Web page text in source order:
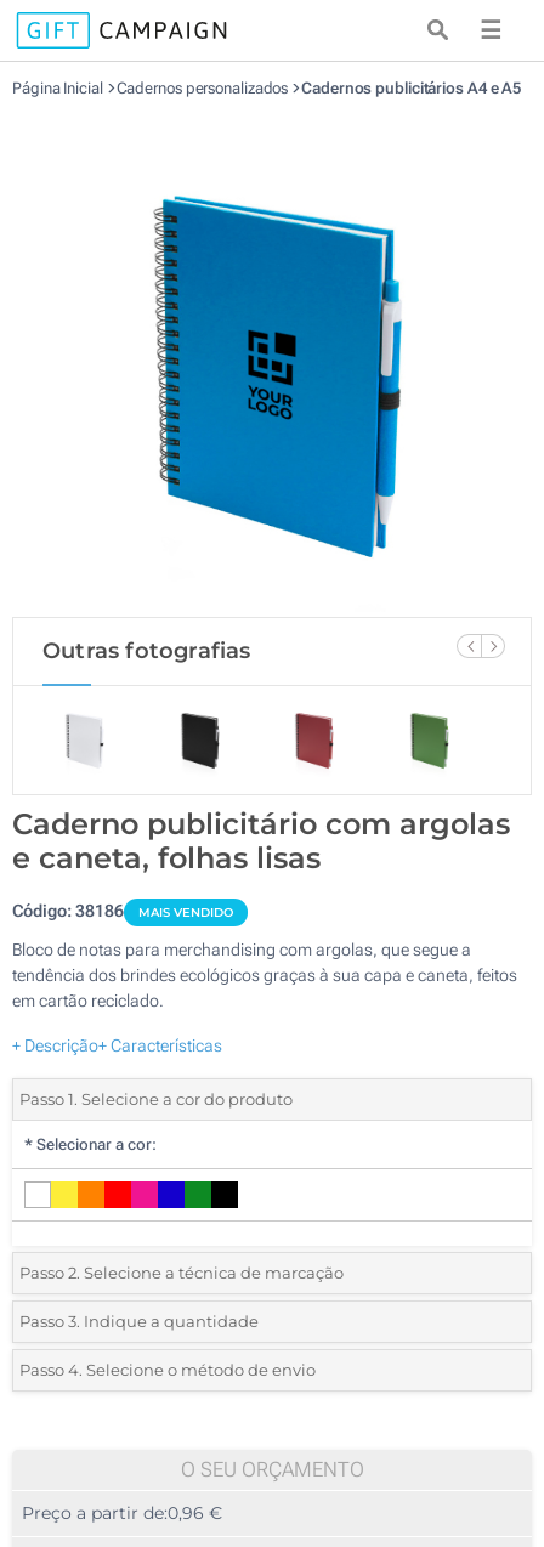
☰
Página Inicial Cadernos personalizados Cadernos publicitários A4 e A5
Outras fotografias
Caderno publicitário com argolas
e caneta, folhas lisas
Código:38186 MAIS VENDIDO
Bloco de notas para merchandising com argolas, que segue a
tendência dos brindes ecológicos graças à sua capa e caneta, feitos
em cartão reciclado.
+ Descrição+ Características
Passo 1. Selecione a cor do produto
* Selecionar a cor:
Passo 2. Selecione a técnica de marcação
*Selecione o tipo de marcação e as cores do logotipo:
1 Cor (Num lado)
Passo 3. Indique a quantidade
*Quantidade mínima:70
140
Passo 4. Selecione o método de envio
O SEU ORÇAMENTO
Preço a partir de:0,96 €